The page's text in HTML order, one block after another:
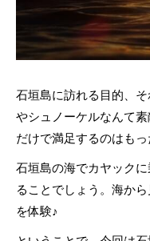
石垣島に訪れる目的、
やシュノーケルなんて
だけで満足するのはもっ
石垣島の海でカヤック
ることでしょう。海か
を体験♪